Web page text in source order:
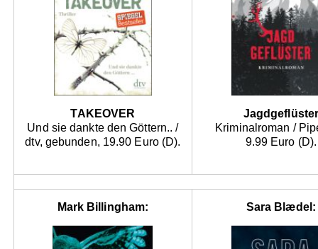
TAKEOVER
Und sie dankte den Göttern.. /
dtv, gebunden, 19.90 Euro (D).
Kriminalroman /
9.99 Euro (D).
Mark Billingham: Sara Blædel: